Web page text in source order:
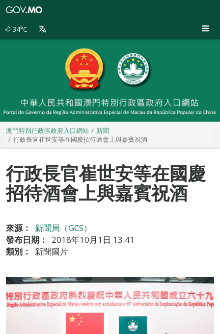
34°C
澳門特別行政區政府入口網站
新聞
行政長官崔世安等在國慶招待酒會上與嘉賓祝酒
行政長官崔世安等在國慶
招待酒會上與嘉賓祝酒
來源：
新聞局（GCS）
發布日期：
2018年10月1日 13:41
類別：
新聞圖片